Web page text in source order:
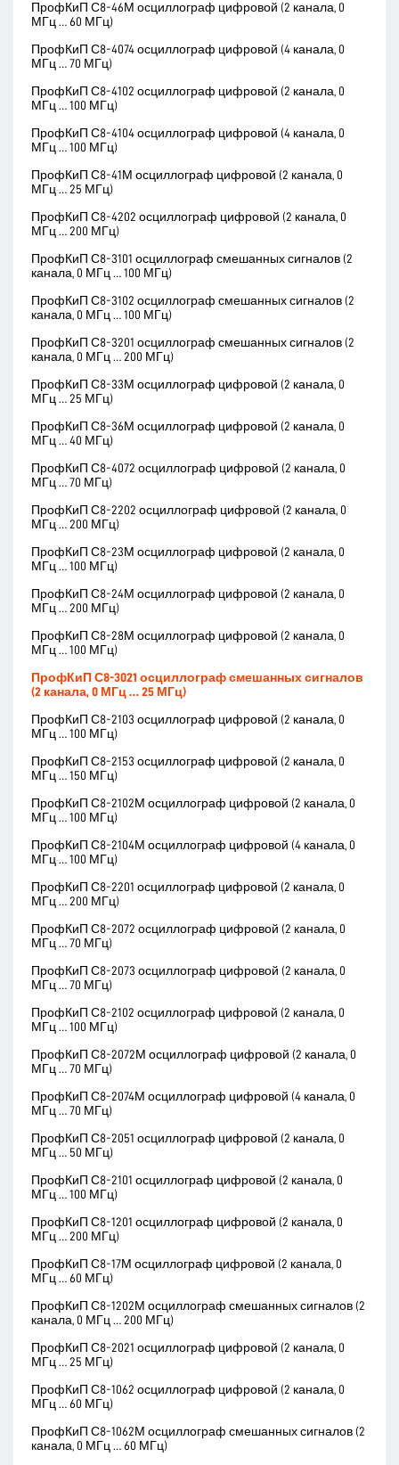
ПрофКиП С8-46М осциллограф цифровой (2 канала, 0
МГц … 60 МГц)
ПрофКиП С8-4074 осциллограф цифровой (4 канала, 0
МГц … 70 МГц)
ПрофКиП С8-4102 осциллограф цифровой (2 канала, 0
МГц … 100 МГц)
ПрофКиП С8-4104 осциллограф цифровой (4 канала, 0
МГц … 100 МГц)
ПрофКиП С8-41М осциллограф цифровой (2 канала, 0
МГц … 25 МГц)
ПрофКиП С8-4202 осциллограф цифровой (2 канала, 0
МГц … 200 МГц)
ПрофКиП С8-3101 осциллограф смешанных сигналов (2
канала, 0 МГц … 100 МГц)
ПрофКиП С8-3102 осциллограф смешанных сигналов (2
канала, 0 МГц … 100 МГц)
ПрофКиП С8-3201 осциллограф смешанных сигналов (2
канала, 0 МГц … 200 МГц)
ПрофКиП С8-33М осциллограф цифровой (2 канала, 0
МГц … 25 МГц)
ПрофКиП С8-36М осциллограф цифровой (2 канала, 0
МГц … 40 МГц)
ПрофКиП С8-4072 осциллограф цифровой (2 канала, 0
МГц … 70 МГц)
ПрофКиП С8-2202 осциллограф цифровой (2 канала, 0
МГц … 200 МГц)
ПрофКиП С8-23М осциллограф цифровой (2 канала, 0
МГц … 100 МГц)
ПрофКиП С8-24М осциллограф цифровой (2 канала, 0
МГц … 200 МГц)
ПрофКиП С8-28М осциллограф цифровой (2 канала, 0
МГц … 100 МГц)
ПрофКиП С8-3021 осциллограф смешанных сигналов
(2 канала, 0 МГц … 25 МГц)
ПрофКиП С8-2103 осциллограф цифровой (2 канала, 0
МГц … 100 МГц)
ПрофКиП С8-2153 осциллограф цифровой (2 канала, 0
МГц … 150 МГц)
ПрофКиП С8-2102М осциллограф цифровой (2 канала, 0
МГц … 100 МГц)
ПрофКиП С8-2104М осциллограф цифровой (4 канала, 0
МГц … 100 МГц)
ПрофКиП С8-2201 осциллограф цифровой (2 канала, 0
МГц … 200 МГц)
ПрофКиП С8-2072 осциллограф цифровой (2 канала, 0
МГц … 70 МГц)
ПрофКиП С8-2073 осциллограф цифровой (2 канала, 0
МГц … 70 МГц)
ПрофКиП С8-2102 осциллограф цифровой (2 канала, 0
МГц … 100 МГц)
ПрофКиП С8-2072М осциллограф цифровой (2 канала, 0
МГц … 70 МГц)
ПрофКиП С8-2074М осциллограф цифровой (4 канала, 0
МГц … 70 МГц)
ПрофКиП С8-2051 осциллограф цифровой (2 канала, 0
МГц … 50 МГц)
ПрофКиП С8-2101 осциллограф цифровой (2 канала, 0
МГц … 100 МГц)
ПрофКиП С8-1201 осциллограф цифровой (2 канала, 0
МГц … 200 МГц)
ПрофКиП С8-17М осциллограф цифровой (2 канала, 0
МГц … 60 МГц)
ПрофКиП С8-1202М осциллограф смешанных сигналов (2
канала, 0 МГц … 200 МГц)
ПрофКиП С8-2021 осциллограф цифровой (2 канала, 0
МГц … 25 МГц)
ПрофКиП С8-1062 осциллограф цифровой (2 канала, 0
МГц … 60 МГц)
ПрофКиП С8-1062М осциллограф смешанных сигналов (2
канала, 0 МГц … 60 МГц)